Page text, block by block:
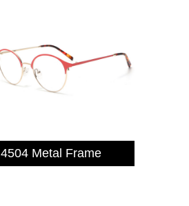
4504 Metal Frame